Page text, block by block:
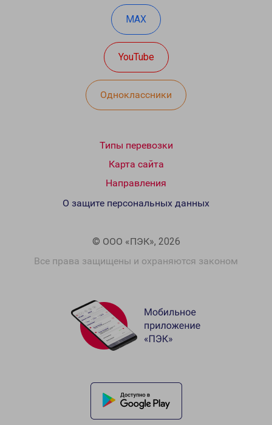
MAX
YouTube
Одноклассники
Типы перевозки
Карта сайта
Направления
© ООО «ПЭК», 2026
Все права защищены и охраняются законом
О защите персональных данных